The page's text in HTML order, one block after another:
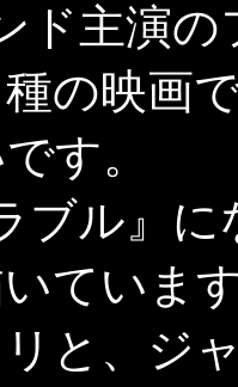
ド主演
の映画
す。
ル』に
ていま
と、ジ